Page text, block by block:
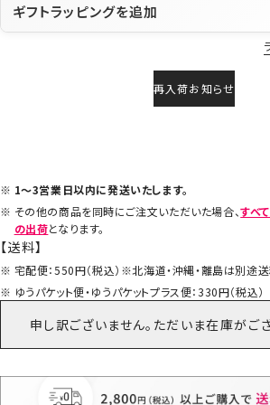
ギフトラッピングを追加
再入荷お知らせ
1～3営業日以内に発送いたします。
その他の商品を同時にご注文いただいた場合、すべ
の出荷となります。
【送料】
宅配便：550円（税込）※北海道・沖縄・離島は別途
ゆうパケット便・ゆうパケットプラス便：330円（税込）
申し訳ございません。ただいま在庫がご